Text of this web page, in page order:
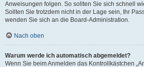
Anweisungen folgen. So sollten Sie sich schnell
Sollten Sie trotzdem nicht in der Lage sein, Ihr
wenden Sie sich an die Board-Administration.
Nach oben
Warum werde ich automatisch abgemeldet?
Wenn Sie beim Anmelden das Kontrollkästchen